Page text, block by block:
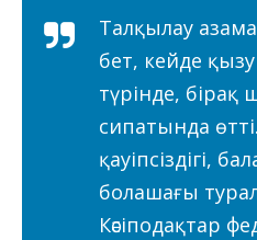
Талқылау
бет, кейде қызу
түрінде, бірақ
сипатында
қауіпсіздігі,
болашағы
Кәсіподақтар